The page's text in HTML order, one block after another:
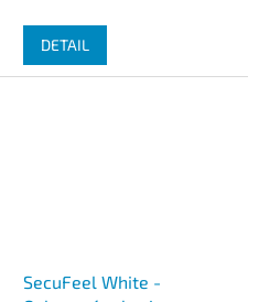
DETAIL
SecuFeel White -